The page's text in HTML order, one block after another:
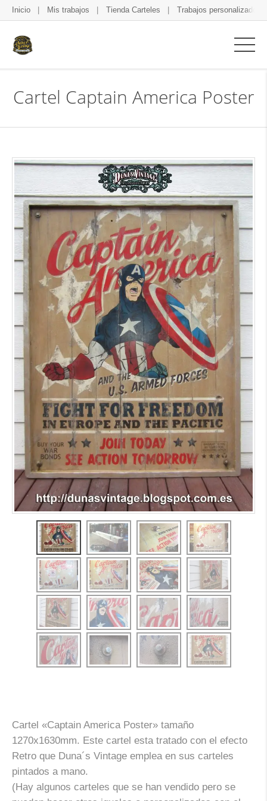
Inicio Mis trabajos Tienda Carteles Trabajos personalizados
Cartel Captain America Poster
Cartel «Captain America Poster» tamaño
1270x1630mm. Este cartel esta tratado con el efecto
Retro que Duna´s Vintage emplea en sus carteles
pintados a mano.
(Hay algunos carteles que se han vendido pero se